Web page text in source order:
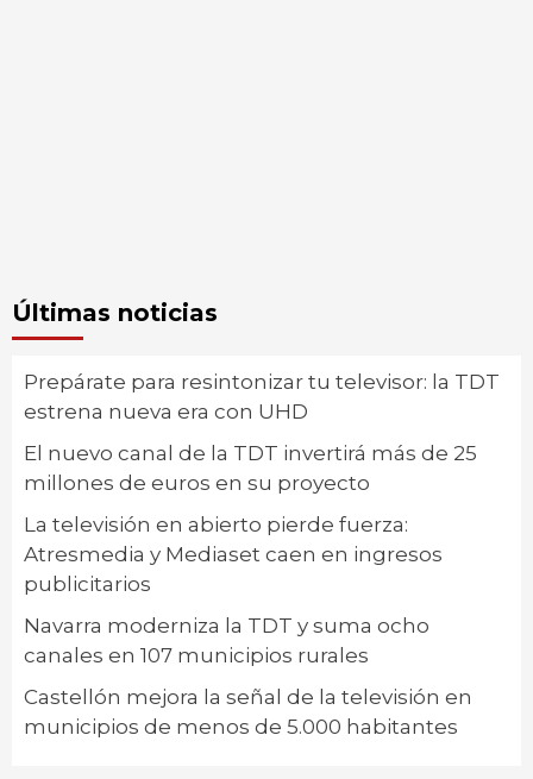
Últimas noticias
Prepárate para resintonizar tu televisor: la TDT
estrena nueva era con UHD
El nuevo canal de la TDT invertirá más de 25
millones de euros en su proyecto
La televisión en abierto pierde fuerza:
Atresmedia y Mediaset caen en ingresos
publicitarios
Navarra moderniza la TDT y suma ocho
canales en 107 municipios rurales
Castellón mejora la señal de la televisión en
municipios de menos de 5.000 habitantes